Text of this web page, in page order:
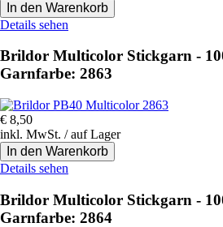
Details sehen
Brildor Multicolor Stickgarn -
Garnfarbe: 2863
€ 8,50
inkl. MwSt. / auf Lager
Details sehen
Brildor Multicolor Stickgarn -
Garnfarbe: 2864